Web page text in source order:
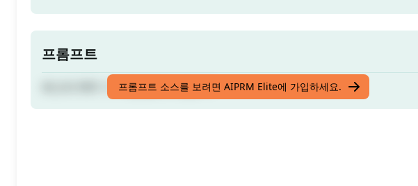
프롬프트
최고의 SEO 기사 및 블로그 생성기!
프롬프트 소스를 보려면 AIPRM Elite에 가입하세요.